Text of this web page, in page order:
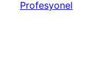
Profesyonel